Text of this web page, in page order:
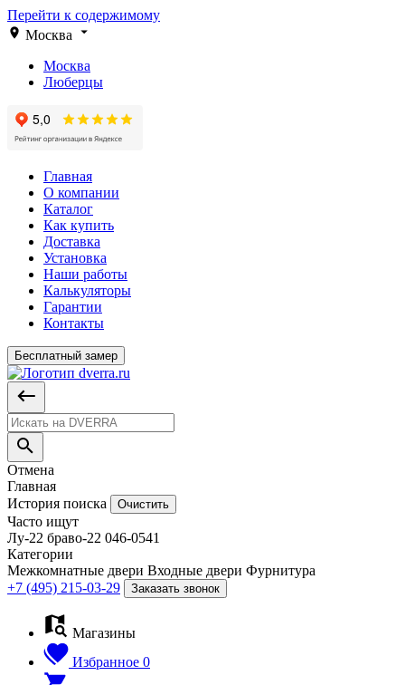
Перейти к содержимому
Москва
Москва
Люберцы
Главная
О компании
Каталог
Как купить
Доставка
Установка
Наши работы
Калькуляторы
Гарантии
Контакты
Бесплатный замер
Отмена
Главная
История поиска
Очистить
Часто ищут
Лу-22 браво-22 046-0541
Категории
Межкомнатные двери Входные двери Фурнитура
+7 (495) 215-03-29
Заказать звонок
Магазины
Избранное 0